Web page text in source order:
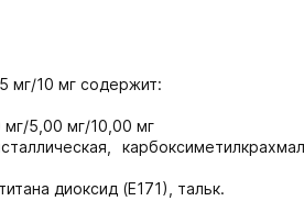
мг/10 мг содержит:
5,00 мг/10,00 мг
диоксид (Е171), тальк.